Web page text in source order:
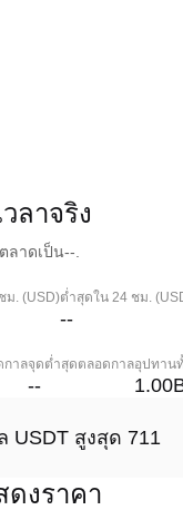
ลาจริง
ลาดเป็น--.
ม. (USD)ต่ำสุดใน 24 ชม.
--
กาลจุดต่ำสุดตลอดกาล
--
อุปทาน
USDT สูงสุด 711
ดงราคา